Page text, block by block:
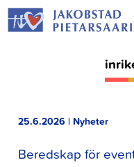
Hoppa
till
25.6.2026 | Nyheter
Beredskap för